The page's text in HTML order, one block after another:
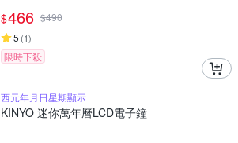
$466 $490
5 (1)
限時下殺
西元年月日星期顯示
KINYO 迷你萬年曆LCD電子鐘